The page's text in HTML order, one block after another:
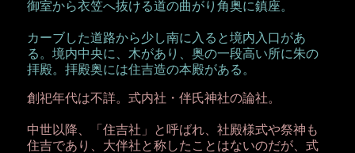
御室から衣笠へ抜ける道の曲がり角奥に鎮座。
カーブした道路から少し南に入ると境内入口があ
る。境内中央に、木があり、奥の一段高い所に朱の
拝殿。拝殿奥には住吉造の本殿がある。
創祀年代は不詳。式内社・伴氏神社の論社。
中世以降、「住吉社」と呼ばれ、社殿様式や祭神も
住吉であり、大伴社と称したことはないのだが、式